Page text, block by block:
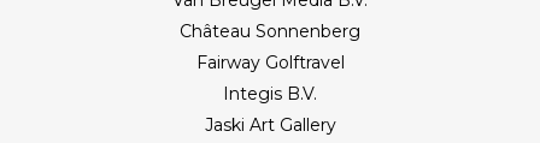
Château Sonnenberg
Fairway Golftravel
Integis B.V.
Jaski Art Gallery